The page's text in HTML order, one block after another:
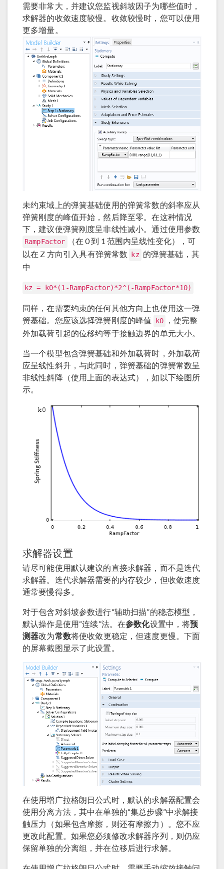
需要非常大，并建议您监视斜坡因子为哪些值时，
求解器的收敛速度较慢。收敛较慢时，您可以使用
更多增量。
未约束域上的弹簧基础使用的弹簧常数的斜率应从
弹簧刚度的峰值开始，然后降至零。在这种情况
下，建议使弹簧刚度呈非线性减小。通过使用参数
RampFactor
（在 0 到 1 范围内呈线性变化），可
以在 Z 方向引入具有弹簧常数
kz 的弹簧基础，其
中
kz = k0*(1-RampFactor)*2^(-RampFactor*10)
同样，在需要约束的任何其他方向上也使用这一弹
簧基础。您应该选择弹簧刚度的峰值
k0
，使完整
外加载荷引起的位移约等于接触边界的单元大小。
当一个模型包含弹簧基础和外加载荷时，外加载荷
应呈线性斜升，与此同时，弹簧基础的弹簧常数呈
非线性斜降（使用上面的表达式），如以下绘图所
示。
求解器设置
请尽可能使用默认建议的直接求解器，而不是迭代
求解器。迭代求解器需要的内存较少，但收敛速度
通常要慢得多。
对于包含对斜坡参数进行“辅助扫描”的稳态模型，
默认操作是使用“连续”法。在参数化设置中，将预
测器改为常数将使收敛更稳定，但速度更慢。下面
的屏幕截图显示了此设置。
在使用增广拉格朗日公式时，默认的求解器配置会
使用分离方法，其中在单独的“集总步骤”中求解接
触压力（如果包含摩擦，则还有摩擦力）。您不应
更改此配置。如果您必须修改求解器序列，则仍应
保留单独的分离组，并在位移后进行求解。